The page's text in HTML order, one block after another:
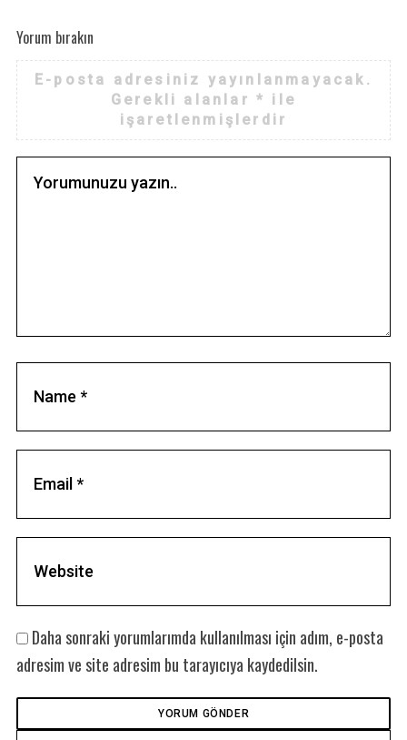
Yorum bırakın
E-posta adresiniz yayınlanmayacak.
Gerekli alanlar* ile
işaretlenmişlerdir
Daha sonraki yorumlarımda kullanılması için adım, e-posta
adresim ve site adresim bu tarayıcıya kaydedilsin.